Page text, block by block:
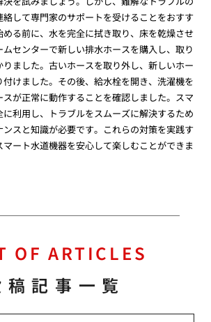
して専門家のサポートを受けることをおすす
る前に、水を完全に拭き取り、床を乾燥させ
ムセンターで新しい排水ホースを購入し、取り
ました。古いホースを取り外し、新しいホー
付けました。その後、給水栓を開き、洗濯機を
が正常に動作することを確認しました。スマ
利用し、トラブルをスムーズに解決するため
スと知識が必要です。これらの対策を実践す
ート水道機器を安心して楽しむことができま
OF ARTICLES
稿記事一覧